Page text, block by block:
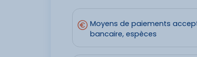
Moyens de paiements
bancaire, espèces